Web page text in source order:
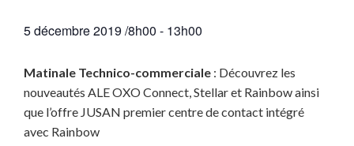
5 décembre 2019 /8h00 - 13h00
Matinale Technico-commerciale : Découvrez les
nouveautés ALE OXO Connect, Stellar et Rainbow ainsi
que l’offre JUSAN premier centre de contact intégré
avec Rainbow